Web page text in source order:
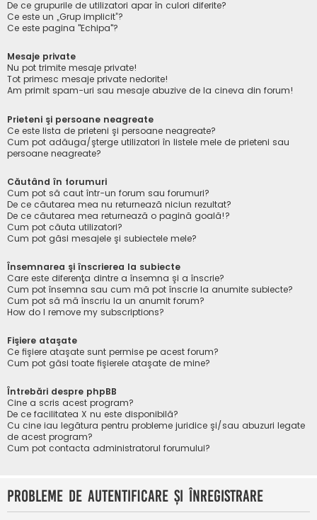
De ce grupurile de utilizatori apar în culori diferite?
Ce este un „Grup implicit”?
Ce este pagina "Echipa"?
Mesaje private
Nu pot trimite mesaje private!
Tot primesc mesaje private nedorite!
Am primit spam-uri sau mesaje abuzive de la cineva din forum!
Prieteni şi persoane neagreate
Ce este lista de prieteni şi persoane neagreate?
Cum pot adăuga/şterge utilizatori în listele mele de prieteni sau
persoane neagreate?
Căutând în forumuri
Cum pot să caut într-un forum sau forumuri?
De ce căutarea mea nu returnează niciun rezultat?
De ce căutarea mea returnează o pagină goală!?
Cum pot căuta utilizatori?
Cum pot găsi mesajele şi subiectele mele?
Însemnarea şi înscrierea la subiecte
Care este diferenţa dintre a însemna şi a înscrie?
Cum pot însemna sau cum mă pot înscrie la anumite subiecte?
Cum pot să mă înscriu la un anumit forum?
How do I remove my subscriptions?
Fişiere ataşate
Ce fişiere ataşate sunt permise pe acest forum?
Cum pot găsi toate fişierele ataşate de mine?
Întrebări despre phpBB
Cine a scris acest program?
De ce facilitatea X nu este disponibilă?
Cu cine iau legătura pentru probleme juridice şi/sau abuzuri legate
de acest program?
Cum pot contacta administratorul forumului?
Probleme de autentificare şi înregistrare